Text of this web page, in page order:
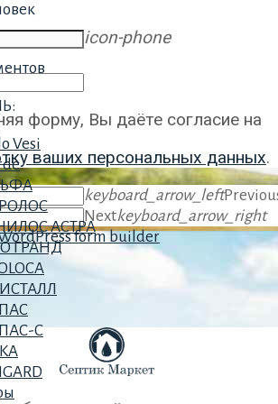
icon-phone
форму, Вы даёте согласие на
ваших персональных данных.
keyboard_arrow_left
Nextkeyboard_arrow_right
form builder
Vesi
АСТРА
ГРАНД
С